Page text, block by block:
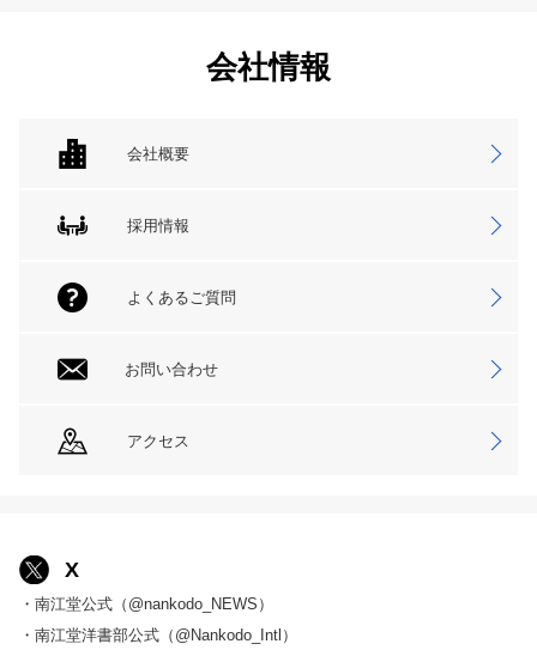
会社情報
会社概要
採用情報
よくあるご質問
お問い合わせ
アクセス
X
・南江堂公式（@nankodo_NEWS）
・南江堂洋書部公式（@Nankodo_Intl）